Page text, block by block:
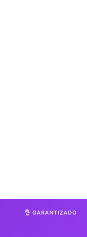
👌 GARANTIZADO